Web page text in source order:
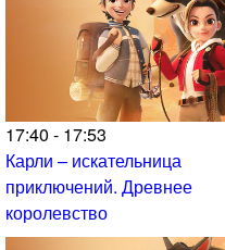
17:40 - 17:53
Карли – искательница
приключений. Древнее
королевство